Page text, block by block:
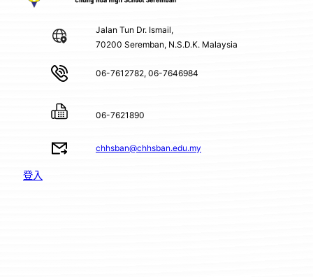
Jalan Tun Dr. Ismail,
70200 Seremban, N.S.D.K. Malaysia
06-7612782, 06-7646984
06-7621890
chhsban@chhsban.edu.my
登入